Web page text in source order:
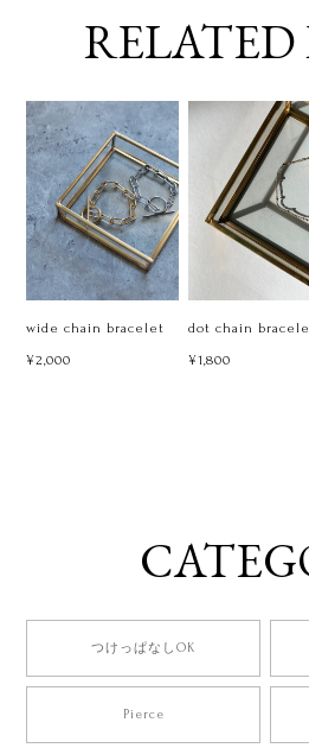
RELATED
wide chain bracelet
¥2,000
dot chain
¥1,800
つけっぱなしOK
Pierce